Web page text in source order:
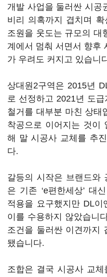
개발 사업을 둘러싼 시공
비리 의혹까지 겹치며
조원을 웃도는 규모의 대
계에서 멈춰 서면서 향후
가 우려도 커지고 있습니
상대원2구역은 2015년
로 선정하고 2021년 도
철거를 대부분 마친 상태
착공으로 이어지는 것이
해 말 시공사 교체를 추
다.
갈등의 시작은 브랜드와
은 기존 ‘e편한세상’ 대
적용을 요구했지만 DL
이를 수용하지 않았습니
조건을 둘러싼 이견까지
됐습니다.
조합은 결국 시공사 교